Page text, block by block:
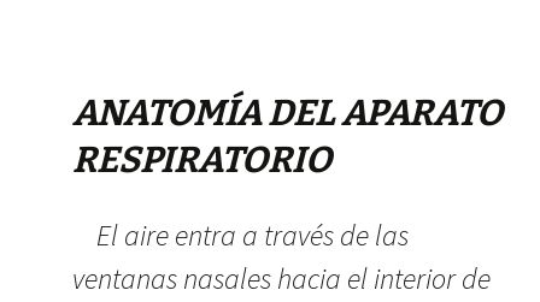
ANATOMÍA DEL APARATO
RESPIRATORIO
El aire entra a través de las
ventanas nasales hacia el interior de